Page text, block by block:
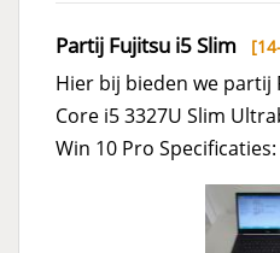
Partij Fujitsu i5 Slim
Hier bij bieden we partij
Core i5 3327U Slim
Win 10 Pro Specificaties: